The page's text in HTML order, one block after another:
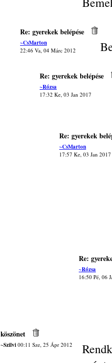
Re: gyerekek belépése
~CsMarton
22:46 Va, 04 Márc 2012
Re: gyerekek belépése
~Rózsa
17:32 Ke, 03 Jan 2017
Re: gyerekek
~CsMarton
17:57 Ke, 03 Jan 2017
Re:
~Rózsa
16:50 Pé, 06
köszönet
~Szilvi 00:11 Sze, 25 Ápr 2012